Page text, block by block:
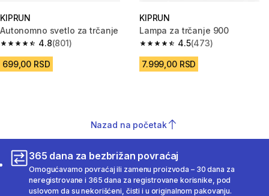
KIPRUN
Autonomno svetlo za trčanje
4.8
4.8 od 5 zvezdica from 801 Recenzije
(801)
699,00 RSD
KIPRUN
Lampa za trčanje 900
4.5
4.5 od 5 zvezdica from 473
(473)
7.999,00 RSD
Nazad na početak
365 dana za bezbrižan povraćaj
Omogućavamo povraćaj ili zamenu proizvoda – 30 dana za
neregistrovane i 365 dana za registrovane korisnike, pod
uslovom da su nekorišćeni, čisti i u originalnom pakovanju.